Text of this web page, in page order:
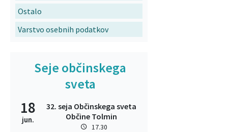
Ostalo
Varstvo osebnih podatkov
Seje občinskega
sveta
18
jun.
32. seja Občinskega sveta
Občine Tolmin
17.30